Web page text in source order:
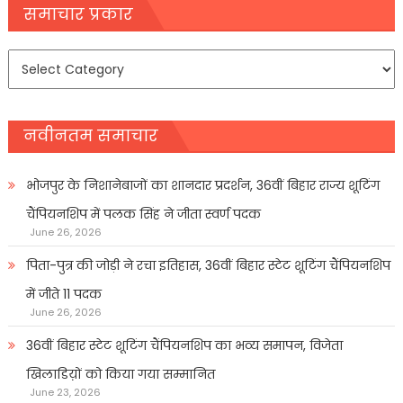
navigation
समाचार प्रकार
नवीनतम समाचार
भोजपुर के निशानेबाजों का शानदार प्रदर्शन, 36वीं बिहार राज्य शूटिंग
चैंपियनशिप में पलक सिंह ने जीता स्वर्ण पदक
June 26, 2026
पिता-पुत्र की जोड़ी ने रचा इतिहास, 36वीं बिहार स्टेट शूटिंग चैंपियनशिप
में जीते 11 पदक
June 26, 2026
36वीं बिहार स्टेट शूटिंग चैंपियनशिप का भव्य समापन, विजेता
खिलाडिय़ों को किया गया सम्मानित
June 23, 2026